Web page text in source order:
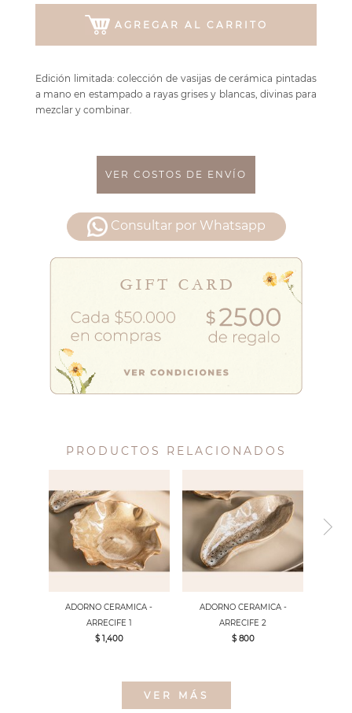
AGREGAR AL CARRITO
Edición limitada: colección de vasijas de cerámica pintadas
a mano en estampado a rayas grises y blancas, divinas para
mezclar y combinar.
VER COSTOS DE ENVÍO
Consultar por Whatsapp
PRODUCTOS RELACIONADOS
ADORNO CERAMICA -
ARRECIFE 1
$ 1,400
ADORNO CERAMICA -
ARRECIFE 2
$ 800
VER MÁS